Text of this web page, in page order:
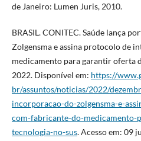
de Janeiro: Lumen Juris, 2010.
BRASIL. CONITEC. Saúde lança
Zolgensma e assina protocolo de
medicamento para garantir oferta
2022. Disponível em: https://
br/assuntos/noticias/2022/
incorporacao-do-zolgensma-e-
com-fabricante-do-medicamento-
tecnologia-no-sus. Acesso em: 09